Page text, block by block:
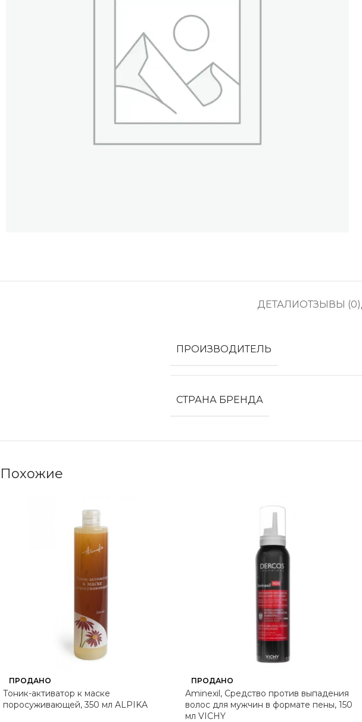
ДЕТАЛИОТЗЫВЫ (0)
ПРОИЗВОДИТЕЛЬ
СТРАНА БРЕНДА
Похожие
ПРОДАНО
Тоник-активатор к маске
поросуживающей, 350 мл ALPIKA
ПРОДАНО
Aminexil, Средство против выпадения
волос для мужчин в формате пены, 150
мл VICHY